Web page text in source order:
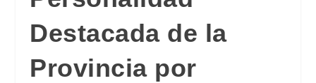
Destacada de la
Provincia por